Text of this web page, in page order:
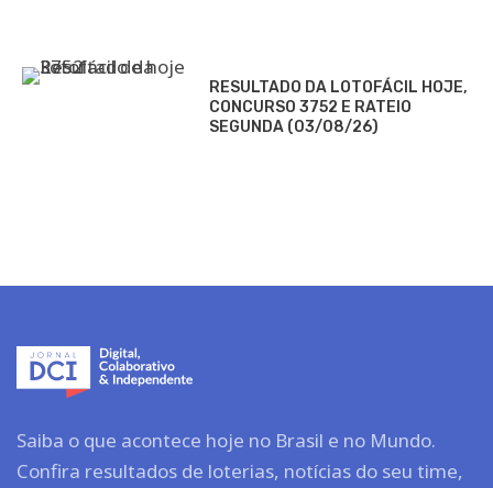
RESULTADO DA LOTOFÁCIL HOJE,
CONCURSO 3752 E RATEIO
SEGUNDA (03/08/26)
Saiba o que acontece hoje no Brasil e no Mundo.
Confira resultados de loterias, notícias do seu time,